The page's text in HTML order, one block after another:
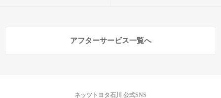
アフターサービス一覧へ
ネッツトヨタ石川 公式SNS